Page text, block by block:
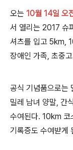
오는 10월 14일 오
서 열리는 2017 슈
셔츠를 입고 5km,
장애인 가족, 초중
공식 기념품으로는
밀레 남녀 양말, 간
수여된다. 10km 코
기록증도 수여받게